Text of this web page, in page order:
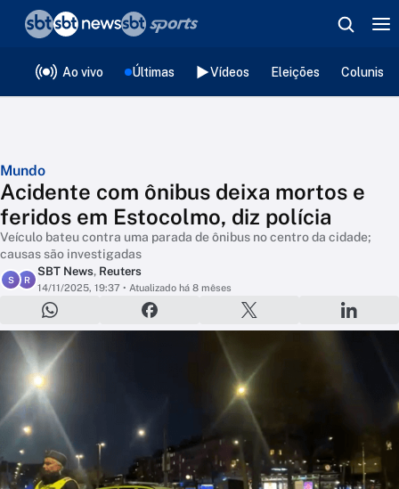
Ao vivo Últimas Vídeos Eleições
Mundo
Acidente com ônibus deixa mortos e
feridos em Estocolmo, diz polícia
Veículo bateu contra uma parada de ônibus no centro da cidade;
causas são investigadas
S R
SBT News, Reuters
14/11/2025, 19:37 • Atualizado há 8 mêses
❮voltar
Editorias